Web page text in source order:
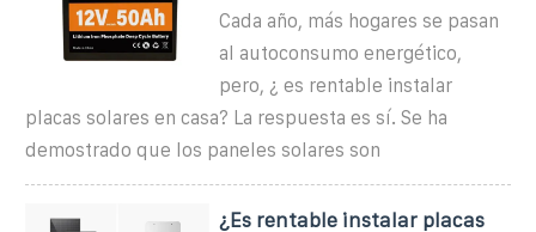
Cada año, más hogares se pasan
al autoconsumo energético,
pero, ¿ es rentable instalar
placas solares en casa? La respuesta es sí. Se ha
demostrado que los paneles solares son
¿Es rentable instalar placas